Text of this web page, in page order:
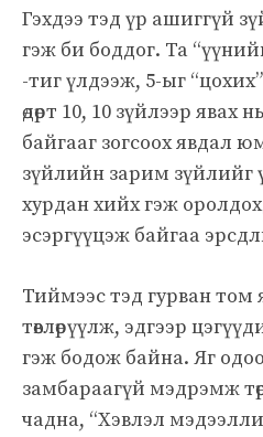
Гэхдээ тэд үр ашиггүй
гэж би боддог. Та
-тиг үлдээж, 5-ыг “цохих”
өдөрт 10, 10 зүйлээр явах
байгааг зогсоох явдал
зүйлийн зарим зүйлийг
хурдан хийх гэж
эсэргүүцэж байгаа
Тиймээс тэд гурван том
төвлөрүүлж, эдгээр
гэж бодож байна. Яг
замбараагүй мэдрэмж
чадна, “Хэвлэл